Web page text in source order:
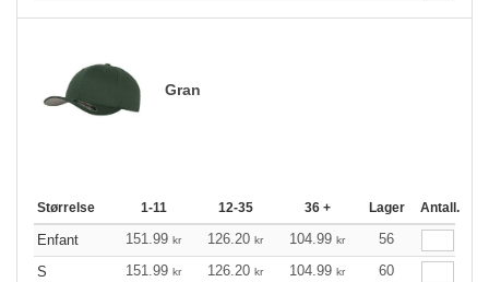
Gran
Størrelse 1-11 12-35 36 + Lager Antall.
Enfant 151.99 kr 126.20 kr 104.99 kr
56
S
151.99 kr 126.20 kr 104.99 kr
60